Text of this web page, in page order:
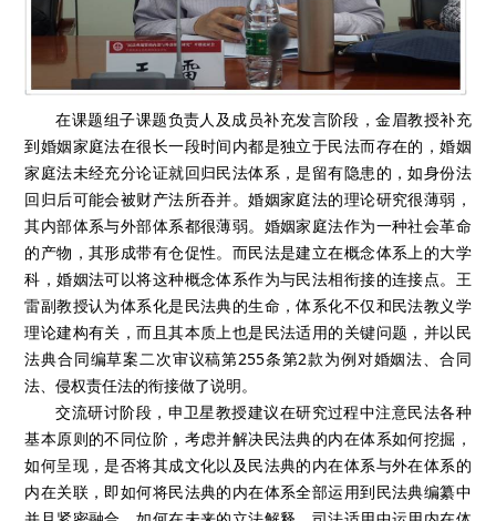
在课题组子课题负责人及成员补充发言阶段，金眉教授补充
到婚姻家庭法在很长一段时间内都是独立于民法而存在的，婚姻
家庭法未经充分论证就回归民法体系，是留有隐患的，如身份法
回归后可能会被财产法所吞并。婚姻家庭法的理论研究很薄弱，
其内部体系与外部体系都很薄弱。婚姻家庭法作为一种社会革命
的产物，其形成带有仓促性。而民法是建立在概念体系上的大学
科，婚姻法可以将这种概念体系作为与民法相衔接的连接点。王
雷副教授认为体系化是民法典的生命，体系化不仅和民法教义学
理论建构有关，而且其本质上也是民法适用的关键问题，并以民
法典合同编草案二次审议稿第255条第2款为例对婚姻法、合同
法、侵权责任法的衔接做了说明。
交流研讨阶段，申卫星教授建议在研究过程中注意民法各种
基本原则的不同位阶，考虑并解决民法典的内在体系如何挖掘，
如何呈现，是否将其成文化以及民法典的内在体系与外在体系的
内在关联，即如何将民法典的内在体系全部运用到民法典编纂中